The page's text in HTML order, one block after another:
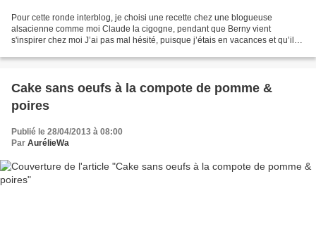
Pour cette ronde interblog, je choisi une recette chez une blogueuse
alsacienne comme moi Claude la cigogne, pendant que Berny vient
s'inspirer chez moi J’ai pas mal hésité, puisque j’étais en vacances et qu’il
Cake sans oeufs à la compote de pomme &
poires
Publié le 28/04/2013 à 08:00
Par AurélieWa